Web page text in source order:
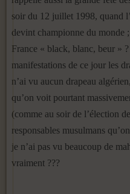
soir du 12 juillet 1998, quand
devint championne du monde
France « black, blanc, beur »
manifestations de ce jour les
n’ai vu aucun drapeau
qu’on voit pourtant
(comme au soir de l’élection
responsables musulmans
je n’ai pas vu beaucoup de
vraiment ???